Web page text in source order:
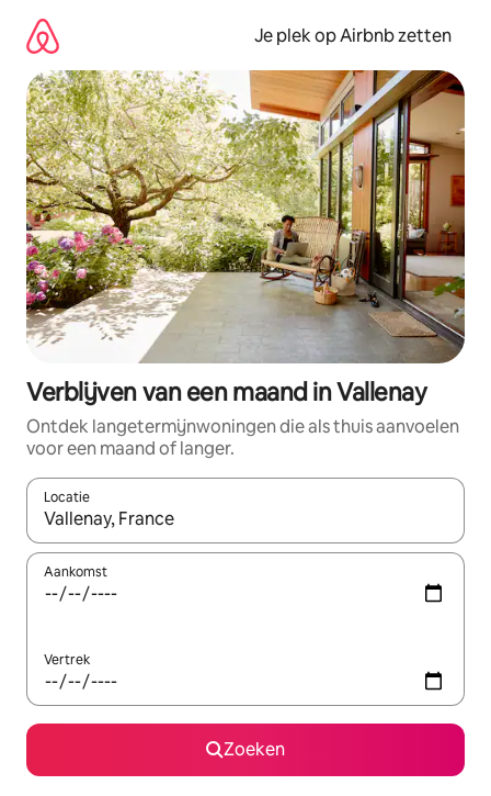
direct
naar
inhoud
Je plek op Airbnb zetten
Verblijven van een maand in Vallenay
Ontdek langetermijnwoningen die als thuis aanvoelen
voor een maand of langer.
Locatie
Wanneer er resultaten beschikbaar zijn, maak je een keuze
Aankomst
Vertrek
Zoeken